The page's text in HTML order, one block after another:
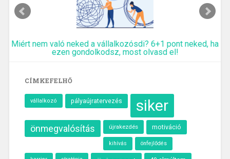
Miért nem való neked a vállalkozósdi? 6+1 pont neked, ha
ezen gondolkodsz, most olvasd el!
CÍMKEFELHŐ
vállalkozó pályaújratervezés siker
önmegvalósítás újrakezdés motiváció
kihívás önfejlődés